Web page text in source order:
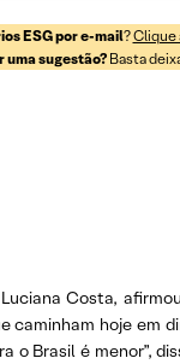
ESG por e-mail?Clique
uma sugestão? Basta
Costa,
hoje em
Brasil é menor”,